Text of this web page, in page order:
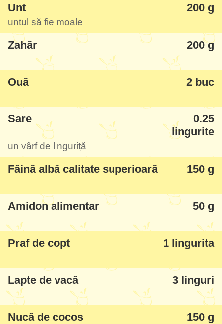
mâncat și copilașul meu mofturos la
mâncare - nu ar mânca ananas așa cum
este el, dar în prăjitură nici nu l-a simțit, tot
mai cerea.
Unt 200 g
untul să fie moale
Zahăr 200 g
Ouă 2 buc
Sare
0.25
lingurite
un vârf de linguriță
Făină albă calitate superioară 150 g
Amidon alimentar 50 g
Praf de copt 1 lingurita
Lapte de vacă 3 linguri
Nucă de cocos 150 g